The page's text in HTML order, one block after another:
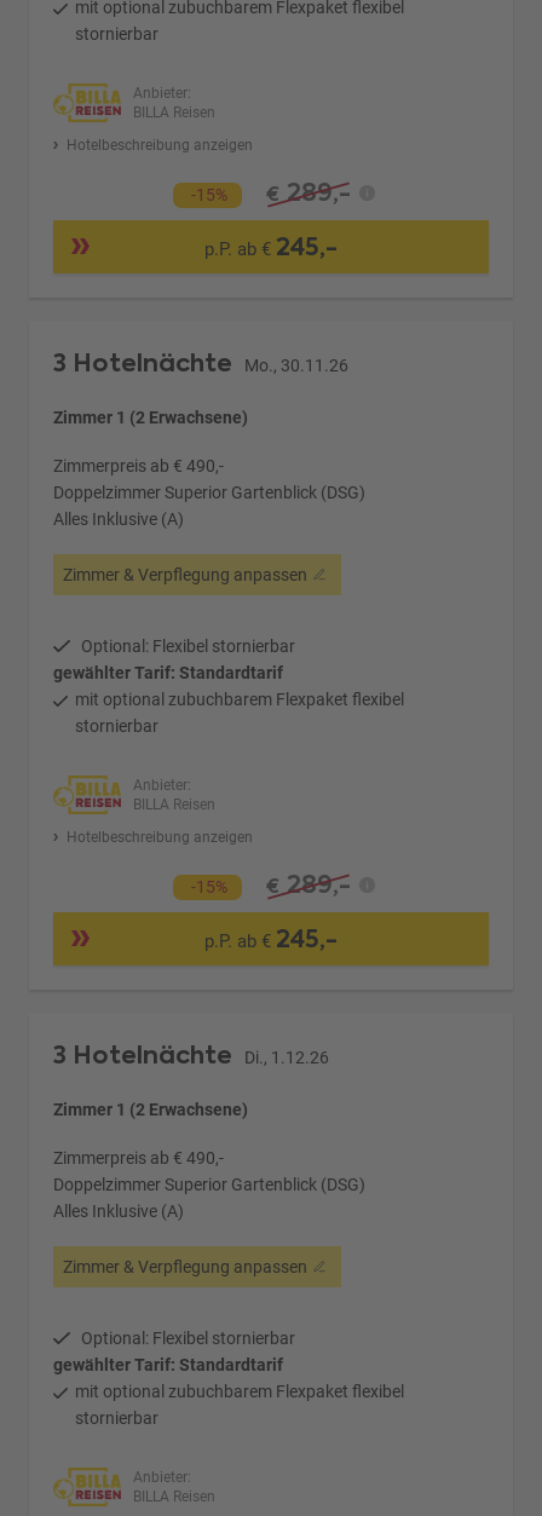
mit optional zubuchbarem Flexpaket flexibel
stornierbar
Anbieter:
BILLA Reisen
Hotelbeschreibung anzeigen
-15% € 289,-
p.P. ab € 245,-
3 Hotelnächte Mo., 30.11.26
Zimmer 1 (2 Erwachsene)
Zimmerpreis ab € 490,-
Doppelzimmer Superior Gartenblick (DSG)
Alles Inklusive (A)
Zimmer & Verpflegung anpassen
Optional: Flexibel stornierbar
gewählter Tarif: Standardtarif
mit optional zubuchbarem Flexpaket flexibel
stornierbar
Anbieter:
BILLA Reisen
Hotelbeschreibung anzeigen
-15% € 289,-
p.P. ab € 245,-
3 Hotelnächte Di., 1.12.26
Zimmer 1 (2 Erwachsene)
Zimmerpreis ab € 490,-
Doppelzimmer Superior Gartenblick (DSG)
Alles Inklusive (A)
Zimmer & Verpflegung anpassen
Optional: Flexibel stornierbar
gewählter Tarif: Standardtarif
mit optional zubuchbarem Flexpaket flexibel
stornierbar
Anbieter:
BILLA Reisen